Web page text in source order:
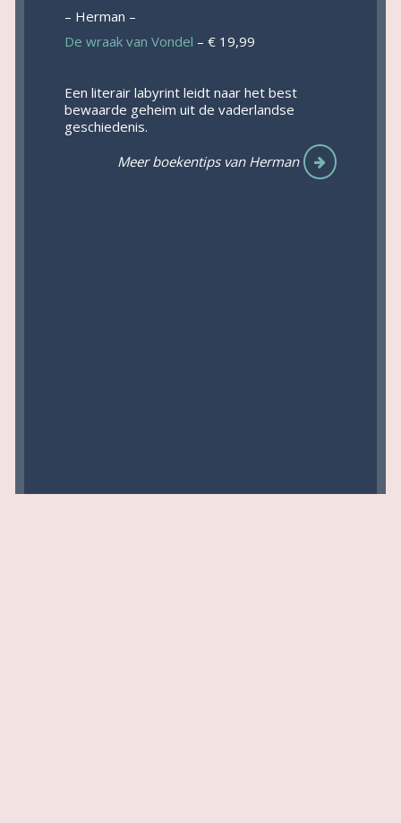
– Herman –
De wraak van Vondel – € 19,99
Een literair labyrint leidt naar het best
bewaarde geheim uit de vaderlandse
geschiedenis.
Meer boekentips van Herman